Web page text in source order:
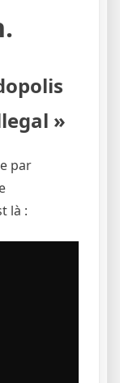
»
par
là :